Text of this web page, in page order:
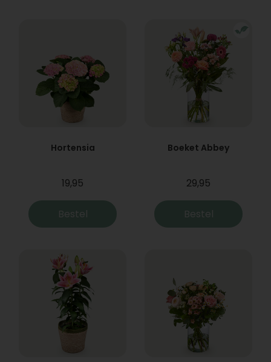
Hortensia
19,95
Bestel
Boeket Abbey
29,95
Bestel